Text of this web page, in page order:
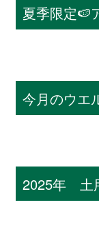
夏季限定🍉
今月のウエ
2025年 土